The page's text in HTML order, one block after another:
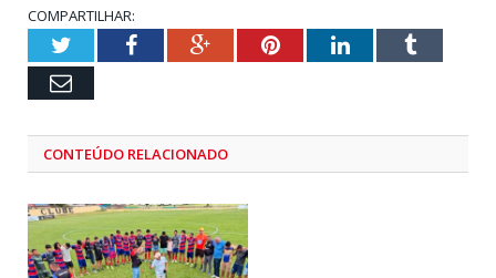
COMPARTILHAR:
TwitterFacebookGoogle+PinterestLinkedInTumblr
Email
CONTEÚDO RELACIONADO